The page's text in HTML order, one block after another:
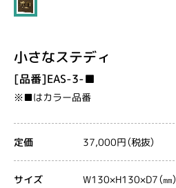
小さなステディ
[品番]EAS-3-■
※■はカラー品番
定価 37,000円（税抜）
サイズ W130×H130×D7（㎜）